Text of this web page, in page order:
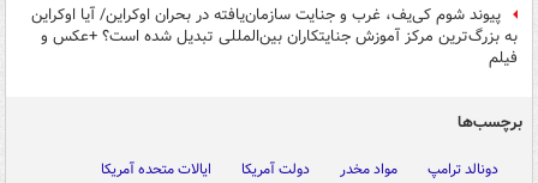
پیوند شوم کی‌یف، غرب و جنایت سازمان‌یافته در بحران اوکراین/ آیا اوکراین
به بزرگ‌ترین مرکز آموزش جنایتکاران بین‌المللی تبدیل شده است؟ +عکس و
فیلم
برچسب‌ها
دونالد ترامپ مواد مخدر دولت آمریکا
ایالات متحده آمریکا